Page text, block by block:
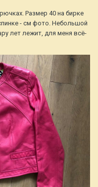
Размер 40 на бирке
- см фото. Небольшой
лет лежит, для меня всё-